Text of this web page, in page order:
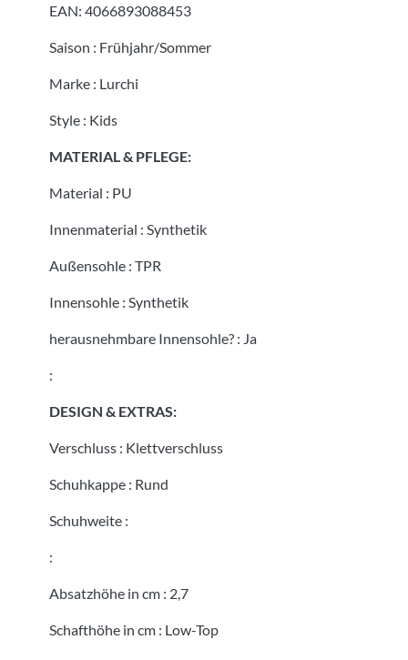
EAN: 4066893088453
Saison : Frühjahr/Sommer
Marke : Lurchi
Style : Kids
MATERIAL & PFLEGE:
Material : PU
Innenmaterial : Synthetik
Außensohle : TPR
Innensohle : Synthetik
herausnehmbare Innensohle? : Ja
:
DESIGN & EXTRAS:
Verschluss : Klettverschluss
Schuhkappe : Rund
Schuhweite :
:
Absatzhöhe in cm : 2,7
Schafthöhe in cm : Low-Top